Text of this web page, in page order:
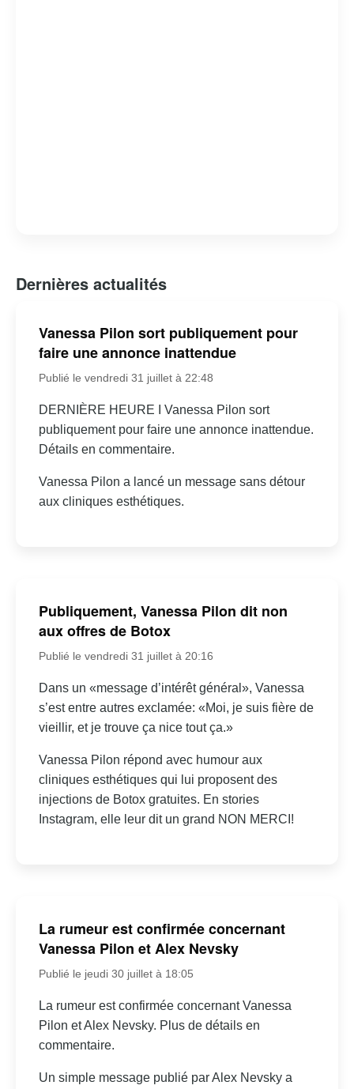
Dernières actualités
Vanessa Pilon sort publiquement pour
faire une annonce inattendue
Publié le vendredi 31 juillet à 22:48
DERNIÈRE HEURE I Vanessa Pilon sort
publiquement pour faire une annonce inattendue.
Détails en commentaire.
Vanessa Pilon a lancé un message sans détour
aux cliniques esthétiques.
Publiquement, Vanessa Pilon dit non
aux offres de Botox
Publié le vendredi 31 juillet à 20:16
Dans un «message d’intérêt général», Vanessa
s’est entre autres exclamée: «Moi, je suis fière de
vieillir, et je trouve ça nice tout ça.»
Vanessa Pilon répond avec humour aux
cliniques esthétiques qui lui proposent des
injections de Botox gratuites. En stories
Instagram, elle leur dit un grand NON MERCI!
La rumeur est confirmée concernant
Vanessa Pilon et Alex Nevsky
Publié le jeudi 30 juillet à 18:05
La rumeur est confirmée concernant Vanessa
Pilon et Alex Nevsky. Plus de détails en
commentaire.
Un simple message publié par Alex Nevsky a